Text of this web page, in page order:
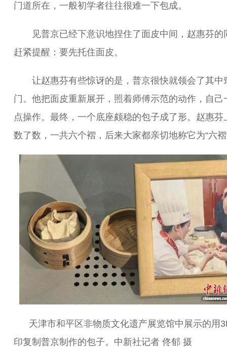
门道所在，一般初学者往往很难一下包成。
见普京已经下意识地捏住了面皮中间，赵惠芬的
赶紧提醒：要先托住面皮。
让赵惠芬有些惊讶的是，普京很快就领会了其中
门。他把面皮重新展开，照着师傅示范的动作，自己
点操作。最终，一个底座颇稳的包子成了形。赵惠芬
数了数，一共六个褶，后来大家都亲切地称它为“六褶
天津市和平区非物质文化遗产展览馆中展示的用
印复制普京制作的包子。中新社记者 佟郁 摄